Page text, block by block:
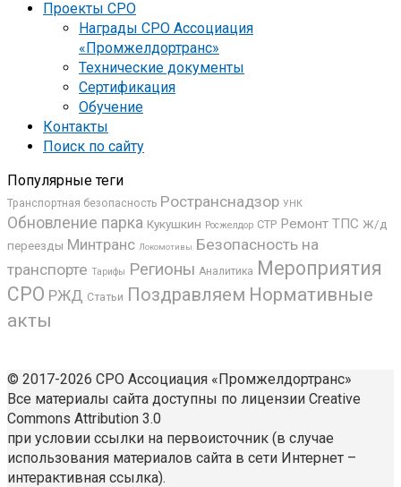
Проекты СРО
Награды СРО Ассоциация
«Промжелдортранс»
Технические документы
Сертификация
Обучение
Контакты
Поиск по сайту
Популярные теги
Транспортная безопасность Ространснадзор УНК
Обновление парка Кукушкин Росжелдор СТР Ремонт ТПС Ж/д
переезды Минтранс Локомотивы Безопасность на
транспорте Тарифы Регионы Аналитика Мероприятия
СРО РЖД Статьи Поздравляем Нормативные
акты
© 2017-2026 СРО Ассоциация «Промжелдортранс»
Все материалы сайта доступны по лицензии Creative
Commons Attribution 3.0
при условии ссылки на первоисточник (в случае
использования материалов сайта в сети Интернет –
интерактивная ссылка).